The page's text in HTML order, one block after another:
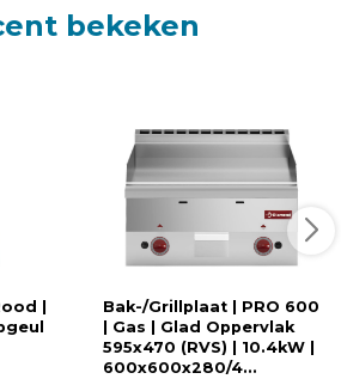
bekeken
|
Bak-/Grillplaat | PRO 600
| Gas | Glad Oppervlak
595x470 (RVS) | 10.4kW |
600x600x280/4...